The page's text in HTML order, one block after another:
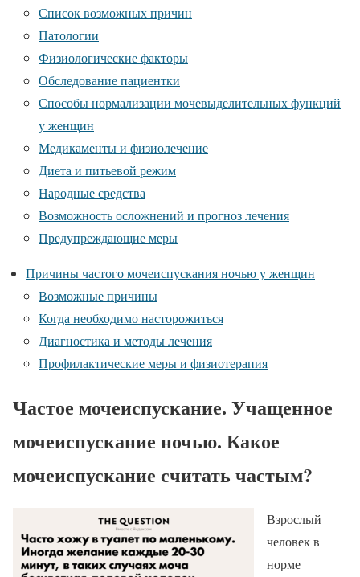
Список возможных причин
Патологии
Физиологические факторы
Обследование пациентки
Способы нормализации мочевыделительных функций
у женщин
Медикаменты и физиолечение
Диета и питьевой режим
Народные средства
Возможность осложнений и прогноз лечения
Предупреждающие меры
Причины частого мочеиспускания ночью у женщин
Возможные причины
Когда необходимо насторожиться
Диагностика и методы лечения
Профилактические меры и физиотерапия
Частое мочеиспускание. Учащенное
мочеиспускание ночью. Какое
мочеиспускание считать частым?
Взрослый
человек в
норме